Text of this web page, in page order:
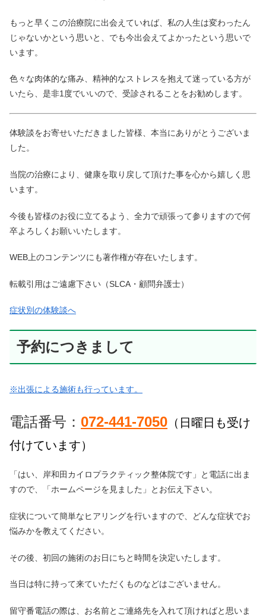
もっと早くこの治療院に出会えていれば、私の人生は変わったん
じゃないかという思いと、でも今出会えてよかったという思いで
います。
色々な肉体的な痛み、精神的なストレスを抱えて迷っている方が
いたら、是非1度でいいので、受診されることをお勧めします。
体験談をお寄せいただきました皆様、本当にありがとうございま
した。
当院の治療により、健康を取り戻して頂けた事を心から嬉しく思
います。
今後も皆様のお役に立てるよう、全力で頑張って参りますので何
卒よろしくお願いいたします。
WEB上のコンテンツにも著作権が存在いたします。
転載引用はご遠慮下さい（SLCA・顧問弁護士）
症状別の体験談へ
予約につきまして
※出張による施術も行っています。
電話番号： 072-441-7050 （日曜日も受け
付けています）
「はい、岸和田カイロプラクティック整体院です」と電話に出ま
すので、「ホームページを見ました」とお伝え下さい。
症状について簡単なヒアリングを行いますので、どんな症状でお
悩みかを教えてください。
その後、初回の施術のお日にちと時間を決定いたします。
当日は特に持って来ていただくものなどはございません。
留守番電話の際は、お名前とご連絡先を入れて頂ければと思いま